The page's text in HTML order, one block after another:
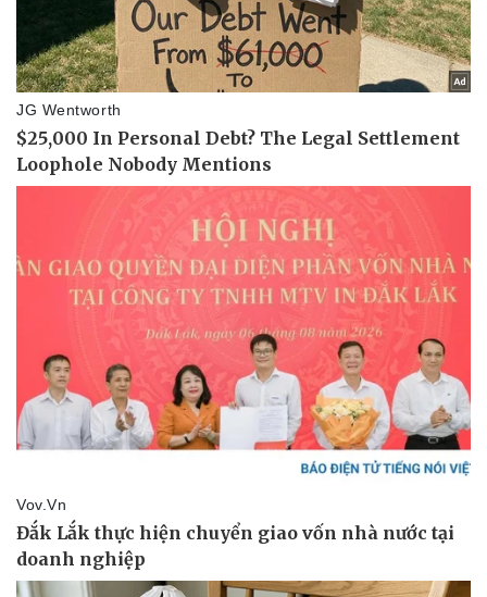
Bóng đá
Lịch thi đấu bóng đá
Thế giới thể thao
eSports
Hậu trường
Ô tô
Xe máy
Tư vấn